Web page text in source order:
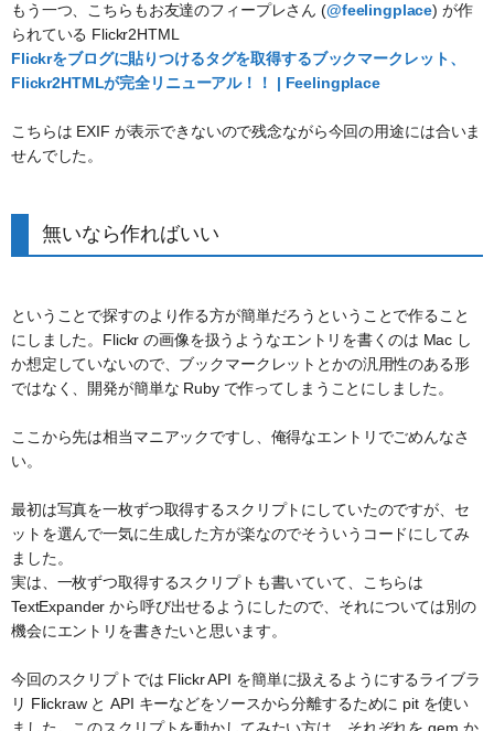
もう一つ、こちらもお友達のフィープレさん (@feelingplace) が作
られている Flickr2HTML
Flickrをブログに貼りつけるタグを取得するブックマークレット、
Flickr2HTMLが完全リニューアル！！ | Feelingplace
こちらは EXIF が表示できないので残念ながら今回の用途には合いま
せんでした。
無いなら作ればいい
ということで探すのより作る方が簡単だろうということで作ること
にしました。Flickr の画像を扱うようなエントリを書くのは Mac し
か想定していないので、ブックマークレットとかの汎用性のある形
ではなく、開発が簡単な Ruby で作ってしまうことにしました。
ここから先は相当マニアックですし、俺得なエントリでごめんなさ
い。
最初は写真を一枚ずつ取得するスクリプトにしていたのですが、セ
ットを選んで一気に生成した方が楽なのでそういうコードにしてみ
ました。
実は、一枚ずつ取得するスクリプトも書いていて、こちらは
TextExpander から呼び出せるようにしたので、それについては別の
機会にエントリを書きたいと思います。
今回のスクリプトでは Flickr API を簡単に扱えるようにするライブラ
リ Flickraw と API キーなどをソースから分離するために pit を使い